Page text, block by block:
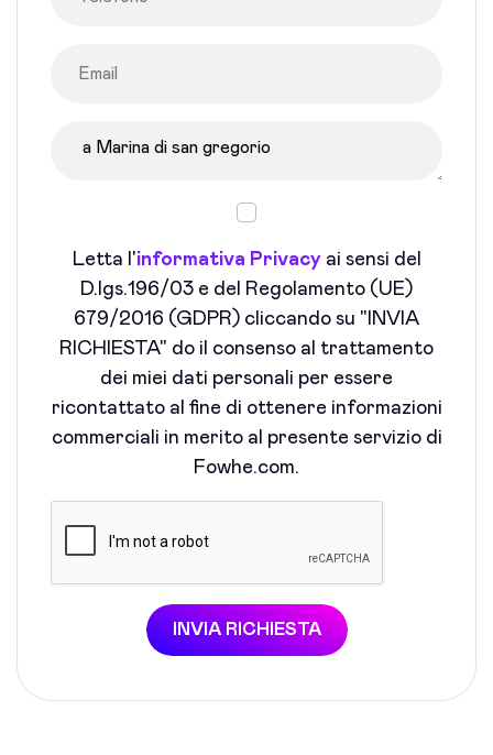
Letta l'informativa Privacyai sensi del
D.lgs.196/03 e del Regolamento (UE)
679/2016 (GDPR) cliccando su "INVIA
RICHIESTA" do il consenso al trattamento
dei miei dati personali per essere
ricontattato al fine di ottenere informazioni
commerciali in merito al presente servizio di
Fowhe.com.
INVIA RICHIESTA